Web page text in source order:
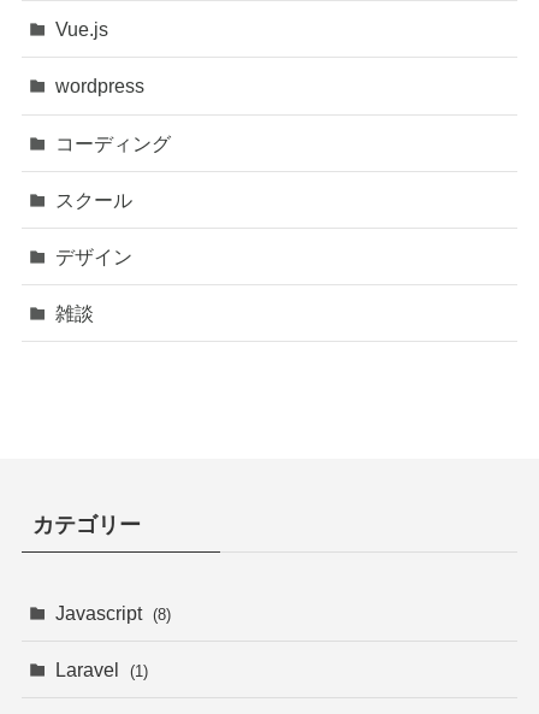
Vue.js
wordpress
コーディング
スクール
デザイン
雑談
カテゴリー
Javascript (8)
Laravel (1)